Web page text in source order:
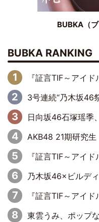
BUBKA（
BUBKA RANKING
『証言TIF～アイドル戦国時代とはなんだったのか～』第6回：でんぱ組.inc・古
3号連続“乃木坂46祭り” ラストを飾るのは
日向坂46石塚瑶季、東京ドームで“観戦バレ”！ ナイ
AKB48 21期研究生・
『証言TIF～アイドル戦国時代とはなんだったのか～』第10回：さく
乃木坂46×ビルディバイドTCG
『証言TIF～アイドル戦国時代とはなんだったのか～』第8
東雲うみ、ポップな